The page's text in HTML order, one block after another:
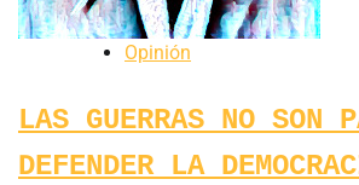
Opinión
LAS GUERRAS NO SON
DEFENDER LA